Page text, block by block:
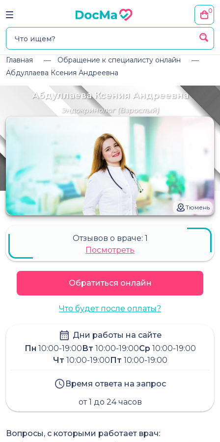
0
Главная
Обращение к специалисту онлайн
Абдуллаева Ксения Андреевна
Абдуллаева Ксения Андреевна
Эндокринолог(Взрослый)
Тюмень
Отзывов о враче: 1
Посмотреть
Обратиться онлайн
Что будет после оплаты?
Дни работы на сайте
Пн 10:00-19:00Вт 10:00-19:00Ср 10:00-19:00
Чт 10:00-19:00Пт 10:00-19:00
Время ответа на запрос
от 1 до 24 часов
Вопросы, с которыми работает врач: